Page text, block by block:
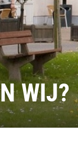
WIJ?